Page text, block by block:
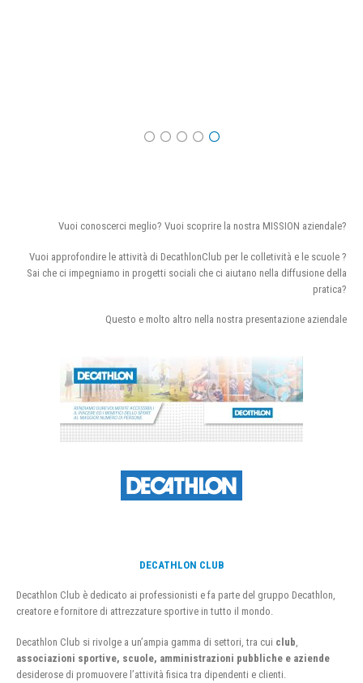
Vuoi conoscerci meglio? Vuoi scoprire la nostra MISSION aziendale?
Vuoi approfondire le attività di DecathlonClub per le colletività e le scuole ?
Sai che ci impegniamo in progetti sociali che ci aiutano nella diffusione della
pratica?
Questo e molto altro nella nostra presentazione aziendale
DECATHLON CLUB
Decathlon Club è dedicato ai professionisti e fa parte del gruppo Decathlon,
creatore e fornitore di attrezzature sportive in tutto il mondo.
Decathlon Club si rivolge a un’ampia gamma di settori, tra cui club
associazioni sportive, scuole, amministrazioni pubbliche e aziende
desiderose di promuovere l’attività fisica tra dipendenti e clienti.